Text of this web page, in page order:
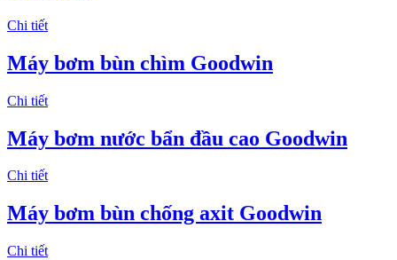
Chi tiết
Máy bơm bùn chìm Goodwin
Chi tiết
Máy bơm nước bẩn đầu cao Goodwin
Chi tiết
Máy bơm bùn chống axit Goodwin
Chi tiết